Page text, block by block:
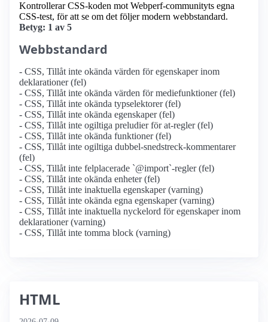
Kontrollerar CSS-koden mot Webperf-communityts egna
CSS-test, för att se om det följer modern webbstandard.
Betyg: 1 av 5
Webbstandard
- CSS, Tillåt inte okända värden för egenskaper inom
deklarationer (fel)
- CSS, Tillåt inte okända värden för mediefunktioner (fel)
- CSS, Tillåt inte okända typselektorer (fel)
- CSS, Tillåt inte okända egenskaper (fel)
- CSS, Tillåt inte ogiltiga preludier för at-regler (fel)
- CSS, Tillåt inte okända funktioner (fel)
- CSS, Tillåt inte ogiltiga dubbel-snedstreck-kommentarer
(fel)
- CSS, Tillåt inte felplacerade `@import`-regler (fel)
- CSS, Tillåt inte okända enheter (fel)
- CSS, Tillåt inte inaktuella egenskaper (varning)
- CSS, Tillåt inte okända egna egenskaper (varning)
- CSS, Tillåt inte inaktuella nyckelord för egenskaper inom
deklarationer (varning)
- CSS, Tillåt inte tomma block (varning)
HTML